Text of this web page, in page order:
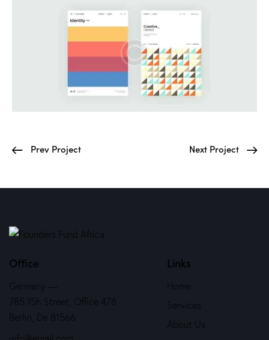
Prev Project Next Project
Office
Germany —
785 15h Street, Office 478
Berlin, De 81566
Links
Home
Services
About Us